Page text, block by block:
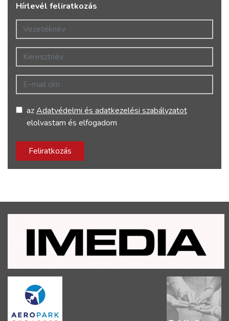
Hírlevél feliratkozás
Vezetéknév
Keresztnév
E-mail cím
azAdatvédelmi és adatkezelési szabályzatot
elolvastam és elfogadom
Feliratkozás